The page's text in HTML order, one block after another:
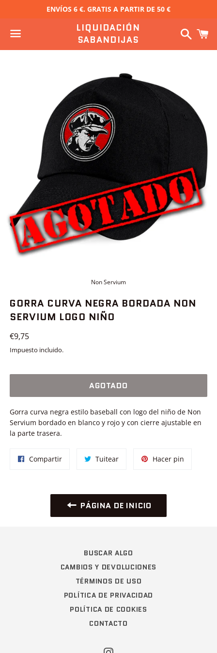
ENVÍOS 6 €. GRATIS A PARTIR DE 50 €
Menú
LIQUIDACIÓN
SABANDIJAS
Non Servium
GORRA CURVA NEGRA BORDADA NON
SERVIUM LOGO NIÑO
Precio
habitual
€9,75
Impuesto incluido.
AGOTADO
Gorra curva negra estilo baseball con logo del niño de Non
Servium bordado en blanco y rojo y con cierre ajustable en
la parte trasera.
CompartirCompartir TuitearTuitear
Hacer pin
PÁGINA DE INICIO
BUSCAR ALGO
CAMBIOS Y DEVOLUCIONES
TÉRMINOS DE USO
POLÍTICA DE PRIVACIDAD
POLÍTICA DE COOKIES
CONTACTO
Instagram